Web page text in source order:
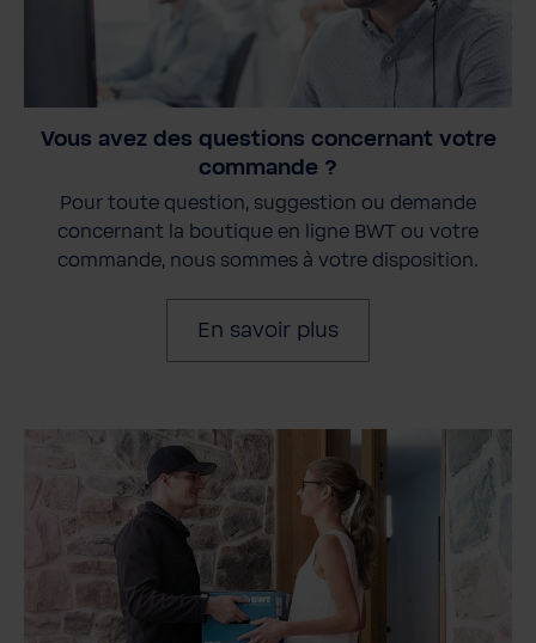
Vous avez des questions concernant votre
commande ?
Pour toute question, suggestion ou demande
concernant la boutique en ligne BWT ou votre
commande, nous sommes à votre disposition.
En savoir plus